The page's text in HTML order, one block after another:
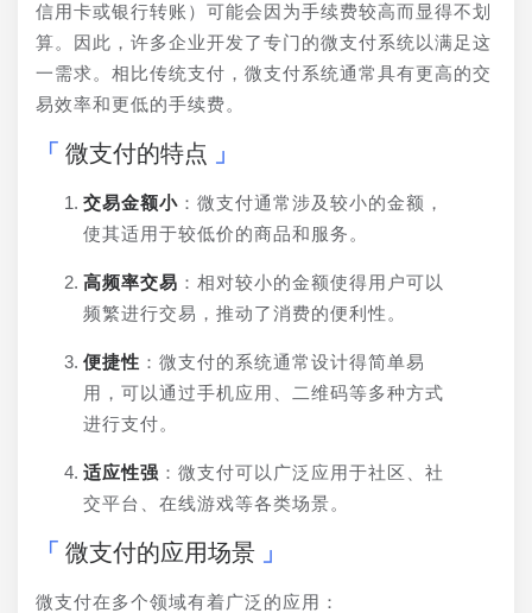
信用卡或银行转账）可能会因为手续费较高而显得不划
算。因此，许多企业开发了专门的微支付系统以满足这
一需求。相比传统支付，微支付系统通常具有更高的交
易效率和更低的手续费。
微支付的特点
交易金额小 ：微支付通常涉及较小的金额，
使其适用于较低价的商品和服务。
高频率交易 ：相对较小的金额使得用户可以
频繁进行交易，推动了消费的便利性。
便捷性 ：微支付的系统通常设计得简单易
用，可以通过手机应用、二维码等多种方式
进行支付。
适应性强 ：微支付可以广泛应用于社区、社
交平台、在线游戏等各类场景。
微支付的应用场景
微支付在多个领域有着广泛的应用：